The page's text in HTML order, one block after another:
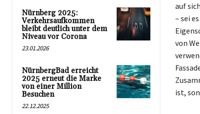
Nürnberg 2025:
Verkehrsaufkommen
bleibt deutlich unter dem
Niveau vor Corona
23.01.2026
NürnbergBad erreicht
2025 erneut die Marke
von einer Million
Besuchen
22.12.2025
auf
– sei
von
ist,